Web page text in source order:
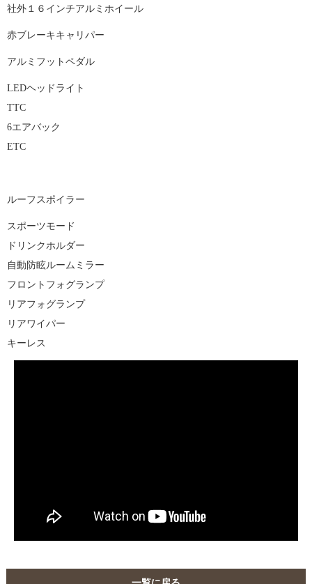
社外１６インチアルミホイール
赤ブレーキキャリパー
アルミフットペダル
LEDヘッドライト
TTC
6エアバック
ETC
ルーフスポイラー
スポーツモード
ドリンクホルダー
自動防眩ルームミラー
フロントフォグランプ
リアフォグランプ
リアワイパー
キーレス